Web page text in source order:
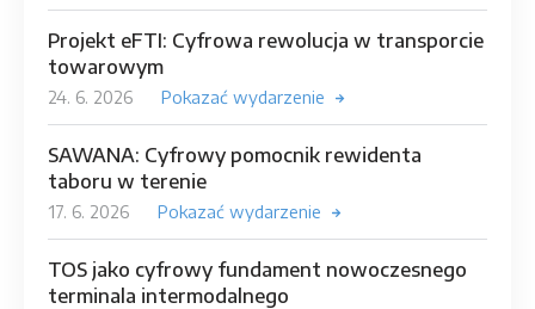
Projekt eFTI: Cyfrowa rewolucja w transporcie
towarowym
24. 6. 2026 Pokazać wydarzenie
SAWANA: Cyfrowy pomocnik rewidenta
taboru w terenie
17. 6. 2026 Pokazać wydarzenie
TOS jako cyfrowy fundament nowoczesnego
terminala intermodalnego